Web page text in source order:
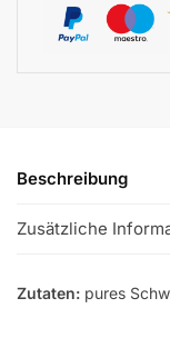
Beschreibung
Zusätzliche
Zutaten: pures